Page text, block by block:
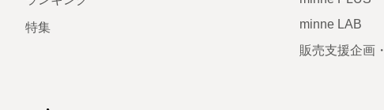
特集
minne LAB
販売支援企画